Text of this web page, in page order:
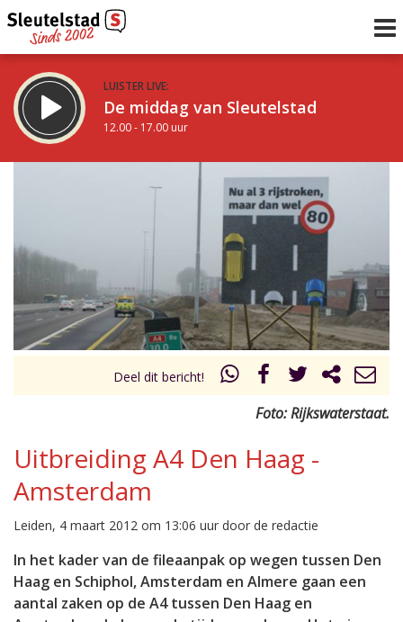
LUISTER LIVE:
De middag van Sleutelstad
12.00 - 17.00 uur
Volgend uur
Inklappen
Deel dit bericht!
Foto: Rijkswaterstaat.
Uitbreiding A4 Den Haag -
Amsterdam
Leiden, 4 maart 2012 om 13:06 uur door de redactie
In het kader van de fileaanpak op wegen tussen Den
Haag en Schiphol, Amsterdam en Almere gaan een
aantal zaken op de A4 tussen Den Haag en